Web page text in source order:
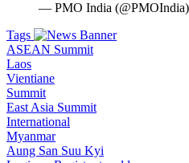
— PMO India (@PMOIndia)
Tags
ASEAN Summit
Laos
Vientiane
Summit
East Asia Summit
International
Myanmar
Aung San Suu Kyi